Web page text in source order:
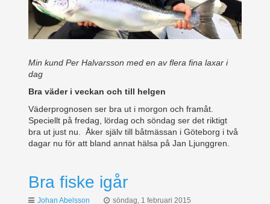
Min kund Per Halvarsson med en av flera fina laxar i
dag
Bra väder i veckan och till helgen
Väderprognosen ser bra ut i morgon och framåt.
Speciellt på fredag, lördag och söndag ser det riktigt
bra ut just nu. Åker själv till båtmässan i Göteborg i två
dagar nu för att bland annat hälsa på Jan Ljunggren.
Bra fiske igår
Johan Abelsson söndag, 1 februari 2015